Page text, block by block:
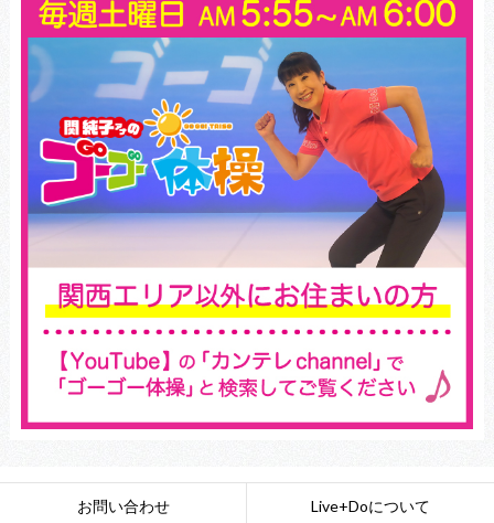
お問い合わせ Live+Doについて